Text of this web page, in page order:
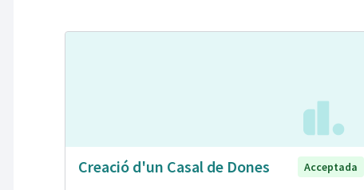
Creació d'un Casal de Dones Acceptada